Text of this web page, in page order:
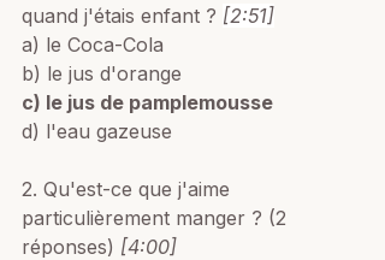
quand j'étais enfant ? [2:51]
a) le Coca-Cola
b) le jus d'orange
c) le jus de pamplemousse
d) l'eau gazeuse
2. Qu'est-ce que j'aime
particulièrement manger ? (2
réponses) [4:00]